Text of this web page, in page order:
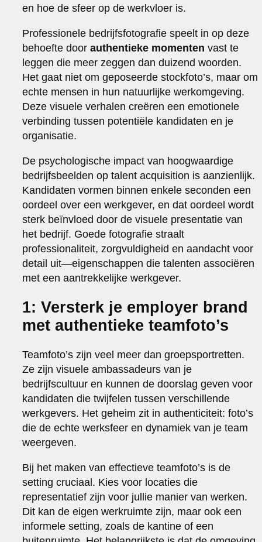
en hoe de sfeer op de werkvloer is.
Professionele bedrijfsfotografie speelt in op deze
behoefte doorauthentieke momenten vast te
leggen die meer zeggen dan duizend woorden.
Het gaat niet om geposeerde stockfoto’s, maar om
echte mensen in hun natuurlijke werkomgeving.
Deze visuele verhalen creëren een emotionele
verbinding tussen potentiële kandidaten en je
organisatie.
De psychologische impact van hoogwaardige
bedrijfsbeelden op talent acquisition is aanzienlijk.
Kandidaten vormen binnen enkele seconden een
oordeel over een werkgever, en dat oordeel wordt
sterk beïnvloed door de visuele presentatie van
het bedrijf. Goede fotografie straalt
professionaliteit, zorgvuldigheid en aandacht voor
detail uit—eigenschappen die talenten associëren
met een aantrekkelijke werkgever.
1: Versterk je employer brand
met authentieke teamfoto’s
Teamfoto’s zijn veel meer dan groepsportretten.
Ze zijn visuele ambassadeurs van je
bedrijfscultuur en kunnen de doorslag geven voor
kandidaten die twijfelen tussen verschillende
werkgevers. Het geheim zit in authenticiteit: foto’s
die de echte werksfeer en dynamiek van je team
weergeven.
Bij het maken van effectieve teamfoto’s is de
setting cruciaal. Kies voor locaties die
representatief zijn voor jullie manier van werken.
Dit kan de eigen werkruimte zijn, maar ook een
informele setting, zoals de kantine of een